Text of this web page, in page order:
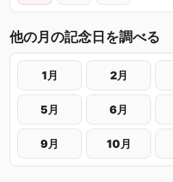
他の月の記念日を調べる
1月 2月
5月 6月
9月 10月